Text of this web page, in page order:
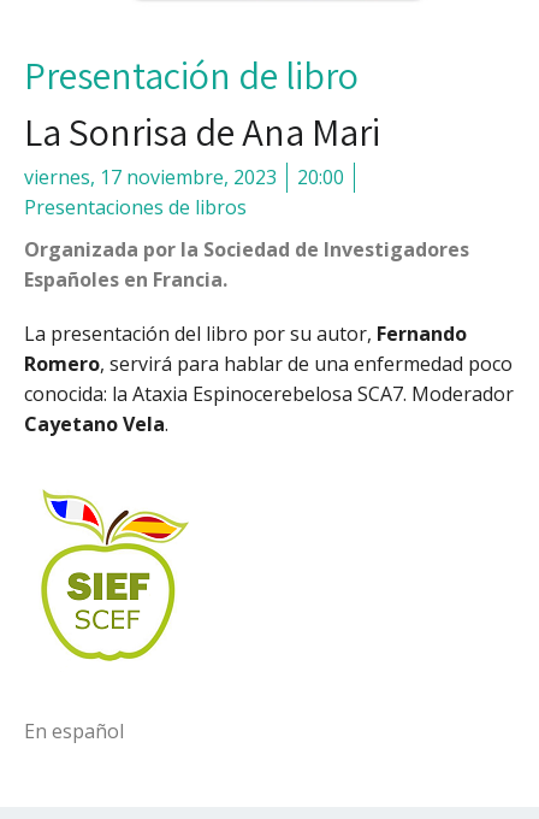
Presentación de libro
La Sonrisa de Ana Mari
viernes, 17 noviembre, 2023
20:00
Presentaciones de libros
Organizada por la Sociedad de Investigadores
Españoles en Francia.
La presentación del libro por su autor, Fernando
Romero, servirá para hablar de una enfermedad poco
conocida: la Ataxia Espinocerebelosa SCA7. Moderador
Cayetano Vela.
En español